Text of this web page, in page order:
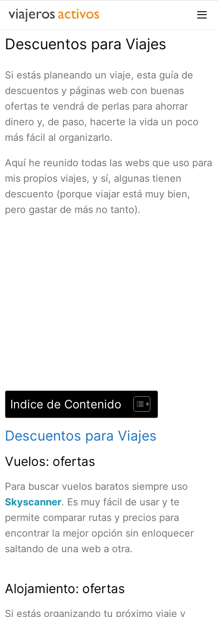
Saltar
contenido
Descuentos para Viajes
Si estás planeando un viaje, esta guía de
descuentos y páginas web con buenas
ofertas te vendrá de perlas para ahorrar
dinero y, de paso, hacerte la vida un poco
más fácil al organizarlo.
Aquí he reunido todas las webs que uso para
mis propios viajes, y sí, algunas tienen
descuento (porque viajar está muy bien,
pero gastar de más no tanto).
Indice de Contenido
Descuentos para Viajes
Vuelos: ofertas
Para buscar vuelos baratos siempre uso
Skyscanner. Es muy fácil de usar y te
permite comparar rutas y precios para
encontrar la mejor opción sin enloquecer
saltando de una web a otra.
Alojamiento: ofertas
Si estás organizando tu próximo viaje y